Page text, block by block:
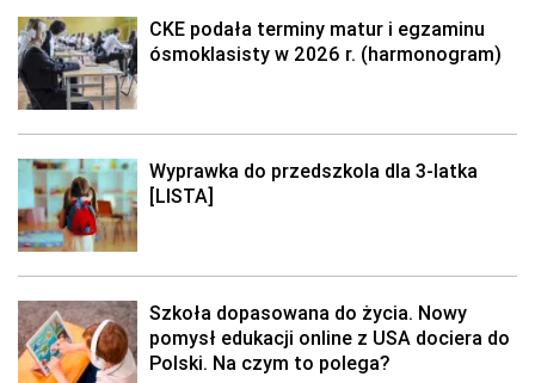
CKE podała terminy matur i egzaminu
ósmoklasisty w 2026 r. (harmonogram)
Wyprawka do przedszkola dla 3-latka
[LISTA]
Szkoła dopasowana do życia. Nowy
pomysł edukacji online z USA dociera do
Polski. Na czym to polega?